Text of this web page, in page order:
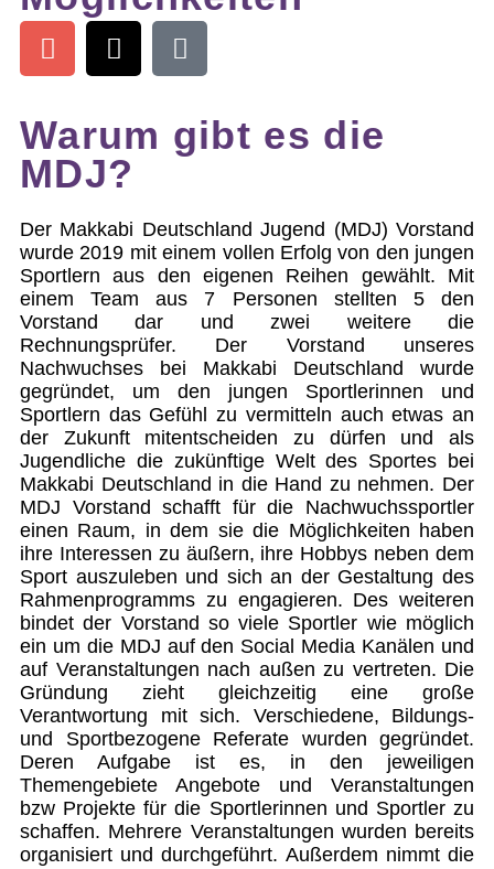
Warum gibt es die
MDJ?
Der Makkabi Deutschland Jugend (MDJ) Vorstand
wurde 2019 mit einem vollen Erfolg von den jungen
Sportlern aus den eigenen Reihen gewählt. Mit
einem Team aus 7 Personen stellten 5 den
Vorstand dar und zwei weitere die
Rechnungsprüfer. Der Vorstand unseres
Nachwuchses bei Makkabi Deutschland wurde
gegründet, um den jungen Sportlerinnen und
Sportlern das Gefühl zu vermitteln auch etwas an
der Zukunft mitentscheiden zu dürfen und als
Jugendliche die zukünftige Welt des Sportes bei
Makkabi Deutschland in die Hand zu nehmen. Der
MDJ Vorstand schafft für die Nachwuchssportler
einen Raum, in dem sie die Möglichkeiten haben
ihre Interessen zu äußern, ihre Hobbys neben dem
Sport auszuleben und sich an der Gestaltung des
Rahmenprogramms zu engagieren. Des weiteren
bindet der Vorstand so viele Sportler wie möglich
ein um die MDJ auf den Social Media Kanälen und
auf Veranstaltungen nach außen zu vertreten. Die
Gründung zieht gleichzeitig eine große
Verantwortung mit sich. Verschiedene, Bildungs-
und Sportbezogene Referate wurden gegründet.
Deren Aufgabe ist es, in den jeweiligen
Themengebiete Angebote und Veranstaltungen
bzw Projekte für die Sportlerinnen und Sportler zu
schaffen. Mehrere Veranstaltungen wurden bereits
organisiert und durchgeführt. Außerdem nimmt die